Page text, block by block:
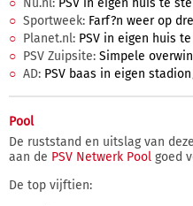
Nu.nl: PSV in eigen huis te
Sportweek: Farf?n weer op
Planet.nl: PSV in eigen huis
PSV Zuipsite: Simpele
AD: PSV baas in eigen stadion
Pool
De ruststand en uitslag van
aan de PSV Netwerk Pool goed
De top vijftien: